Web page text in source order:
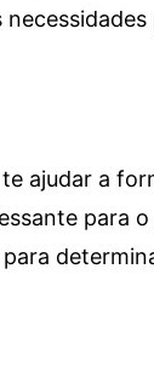
ajudar a
para